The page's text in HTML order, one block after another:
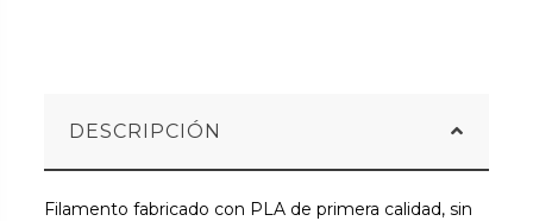
DESCRIPCIÓN
Filamento fabricado con PLA de primera calidad, sin